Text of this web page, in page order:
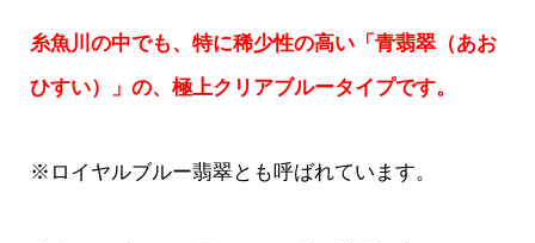
糸魚川の中でも、特に稀少性の高い「青翡翠（あお
ひすい）」の、極上クリアブルータイプです。
※ロイヤルブルー翡翠とも呼ばれています。